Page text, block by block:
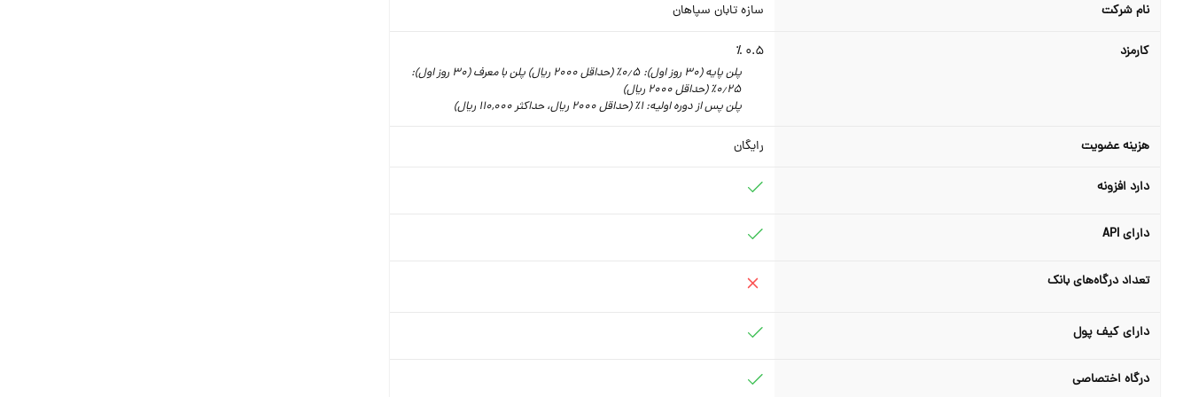
نام شرکت سازه تابان سپاهان
کارمزد 0.5 ٪
پلن پایه (30 روز اول): 0٫5٪ (حداقل 2000 ریال) پلن با معرف (30 روز اول):
0٫25٪ (حداقل 2000 ریال)
پلن پس از دوره اولیه: 1٪ (حداقل 2000 ریال، حداکثر 110,000 ریال)
هزینه عضویت رایگان
دارد افزونه
دارای API
تعداد درگاه‌های بانک
دارای کیف پول
درگاه اختصاصی